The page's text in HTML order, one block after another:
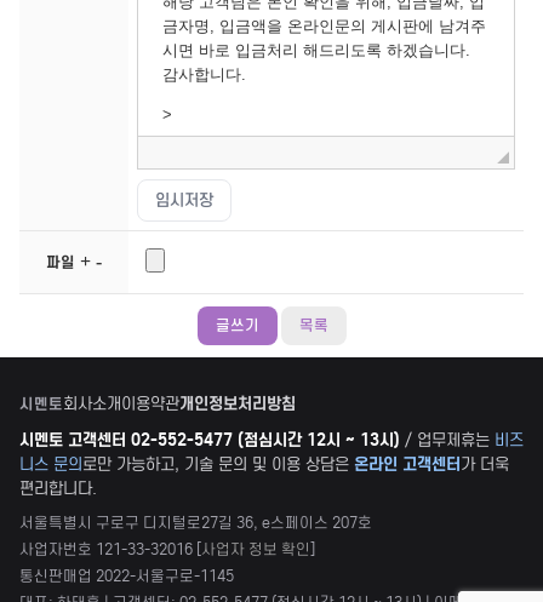
파일 + -
목록
시멘토회사소개이용약관개인정보처리방침
시멘토 고객센터 02-552-5477 (점심시간 12시 ~ 13시) / 업무제휴는 비즈
니스 문의로만 가능하고, 기술 문의 및 이용 상담은 온라인 고객센터가 더욱
편리합니다.
서울특별시 구로구 디지털로27길 36, e스페이스 207호
사업자번호 121-33-32016 [ 사업자 정보 확인
통신판매업 2022-서울구로-1145